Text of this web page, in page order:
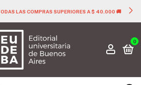
LAS COMPRAS SUPERIORES A $ 40.000 🚚
0